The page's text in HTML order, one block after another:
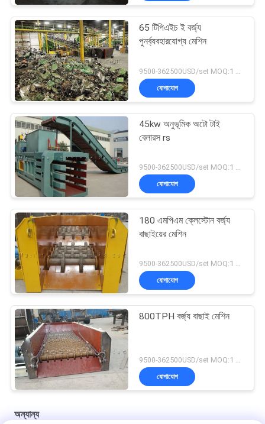
65 টিপিএইচ ই বর্জ্য
পুনর্ব্যবহারযোগ্য মেশিন
যোগাযোগ
45kw অনুভূমিক অটো টাই
বেলারস rs
9500-362500USD/set MOQ:1 সেট
যোগাযোগ
180 এমপিএম ক্লেস্টোন বর্জ্য
বাছাইয়ের মেশিন
9500-362500USD/set MOQ:1 সেট
যোগাযোগ
800TPH বর্জ্য বাছাই মেশিন
যোগাযোগ
অন্যান্য